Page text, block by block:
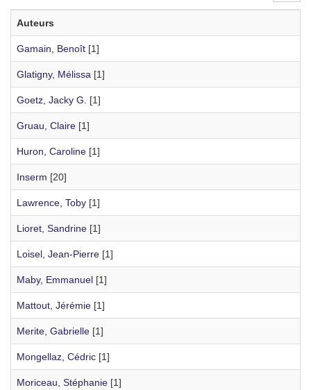
Auteurs
Gamain, Benoît [1]
Glatigny, Mélissa [1]
Goetz, Jacky G. [1]
Gruau, Claire [1]
Huron, Caroline [1]
Inserm [20]
Lawrence, Toby [1]
Lioret, Sandrine [1]
Loisel, Jean-Pierre [1]
Maby, Emmanuel [1]
Mattout, Jérémie [1]
Merite, Gabrielle [1]
Mongellaz, Cédric [1]
Moriceau, Stéphanie [1]